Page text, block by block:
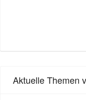
Aktuelle Themen